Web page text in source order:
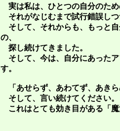
実は私は、ひとつの自分のた
それがなじむまで試行錯誤し
そして、それからも、もっと
の、
探し続けてきました。
そして、今は、自分にあった
す。
「あせらず、あわてず、あき
そして、言い続けてください。
これはとても効き目がある「